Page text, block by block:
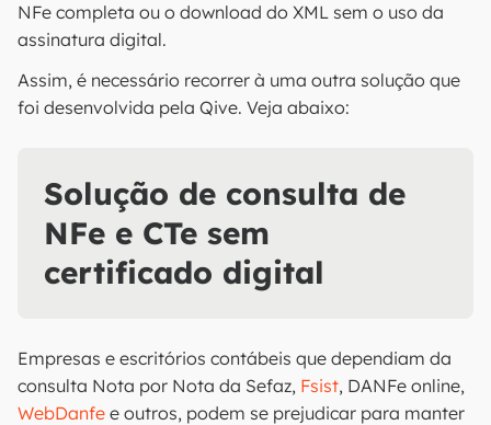
NFe completa ou o download do XML sem o uso da
assinatura digital.
Assim, é necessário recorrer à uma outra solução que
foi desenvolvida pela Qive. Veja abaixo:
Solução de consulta de
NFe e CTe sem
certificado digital
Empresas e escritórios contábeis que dependiam da
consulta Nota por Nota da Sefaz, Fsist, DANFe online,
WebDanfe e outros, podem se prejudicar para manter